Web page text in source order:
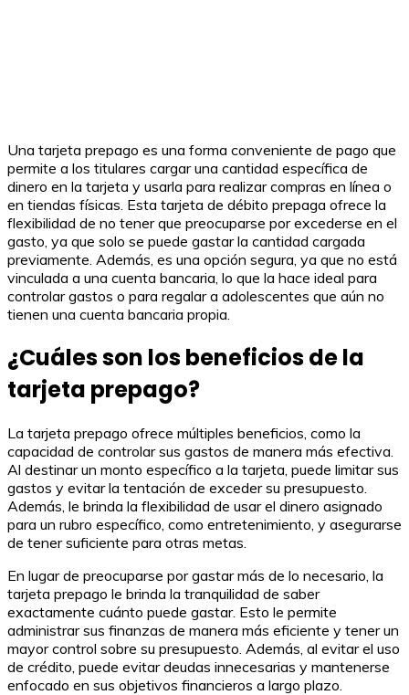
Una tarjeta prepago es una forma conveniente de pago que
permite a los titulares cargar una cantidad específica de
dinero en la tarjeta y usarla para realizar compras en línea o
en tiendas físicas. Esta tarjeta de débito prepaga ofrece la
flexibilidad de no tener que preocuparse por excederse en el
gasto, ya que solo se puede gastar la cantidad cargada
previamente. Además, es una opción segura, ya que no está
vinculada a una cuenta bancaria, lo que la hace ideal para
controlar gastos o para regalar a adolescentes que aún no
tienen una cuenta bancaria propia.
¿Cuáles son los beneficios de la
tarjeta prepago?
La tarjeta prepago ofrece múltiples beneficios, como la
capacidad de controlar sus gastos de manera más efectiva.
Al destinar un monto específico a la tarjeta, puede limitar sus
gastos y evitar la tentación de exceder su presupuesto.
Además, le brinda la flexibilidad de usar el dinero asignado
para un rubro específico, como entretenimiento, y asegurarse
de tener suficiente para otras metas.
En lugar de preocuparse por gastar más de lo necesario, la
tarjeta prepago le brinda la tranquilidad de saber
exactamente cuánto puede gastar. Esto le permite
administrar sus finanzas de manera más eficiente y tener un
mayor control sobre su presupuesto. Además, al evitar el uso
de crédito, puede evitar deudas innecesarias y mantenerse
enfocado en sus objetivos financieros a largo plazo.